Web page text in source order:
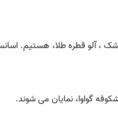
، آلو قطره طلا، هستیم.
گواوا، نمایان می شوند.